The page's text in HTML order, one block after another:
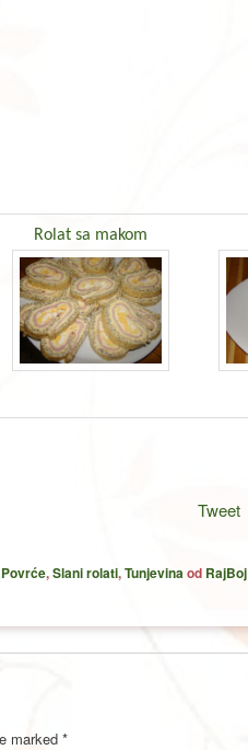
Rolat sa makom
Tweet
Povrće,Slani rolati,Tunjevinaod RajBoj
marked *